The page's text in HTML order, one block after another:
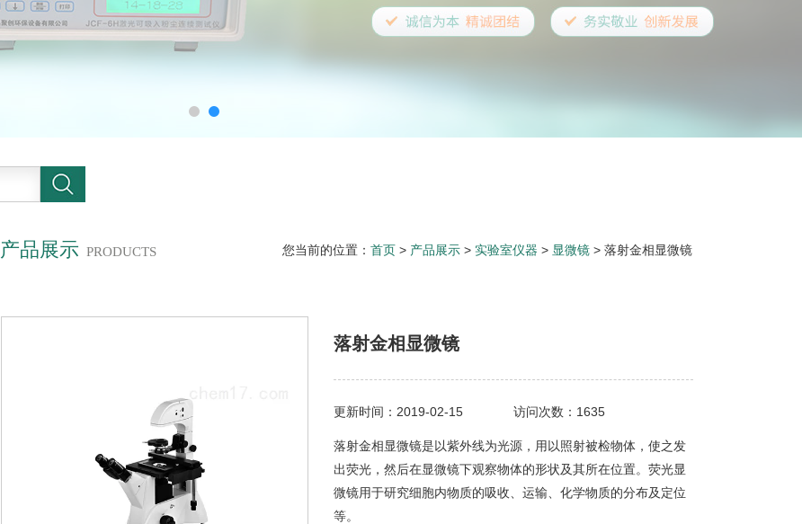
产品展示 PRODUCTS 您当前的位置： 首页 > 产品展示 > 实验室仪器 > 显微镜 > 落射金相显微镜
落射金相显微镜
更新时间：2019-02-15 访问次数：1635
落射金相显微镜是以紫外线为光源，用以照射被检物体，使之发
出荧光，然后在显微镜下观察物体的形状及其所在位置。荧光显
微镜用于研究细胞内物质的吸收、运输、化学物质的分布及定位
等。